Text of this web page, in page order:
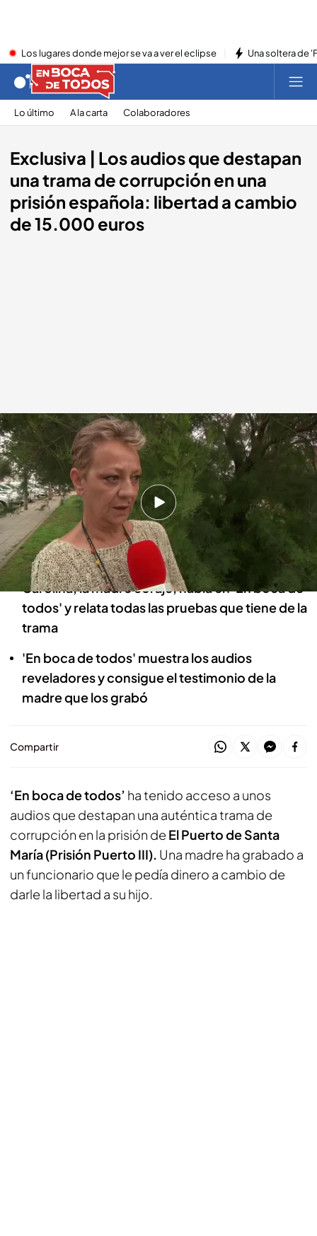
Los lugares donde mejor se va a ver el eclipse Una soltera de
Lo último A la carta Colaboradores
Exclusiva | Los audios que destapan
una trama de corrupción en una
prisión española: libertad a cambio
de 15.000 euros
Corrupción en prisiones españolas
En boca de todos
11 JUN 2024 - 12:02h.
Una madre consigue grabar a un funcionario
de prisiones que le ofrecía la libertad de su hijo
a cambio de 15.000 euros
Carolina, la madre coraje, habla en 'En boca de
todos' y relata todas las pruebas que tiene de la
trama
'En boca de todos' muestra los audios
reveladores y consigue el testimonio de la
madre que los grabó
Compartir
‘En boca de todos’ ha tenido acceso a unos
audios que destapan una auténtica trama de
corrupción en la prisión de El Puerto de Santa
María (Prisión Puerto III). Una madre ha grabado a
un funcionario que le pedía dinero a cambio de
darle la libertad a su hijo.